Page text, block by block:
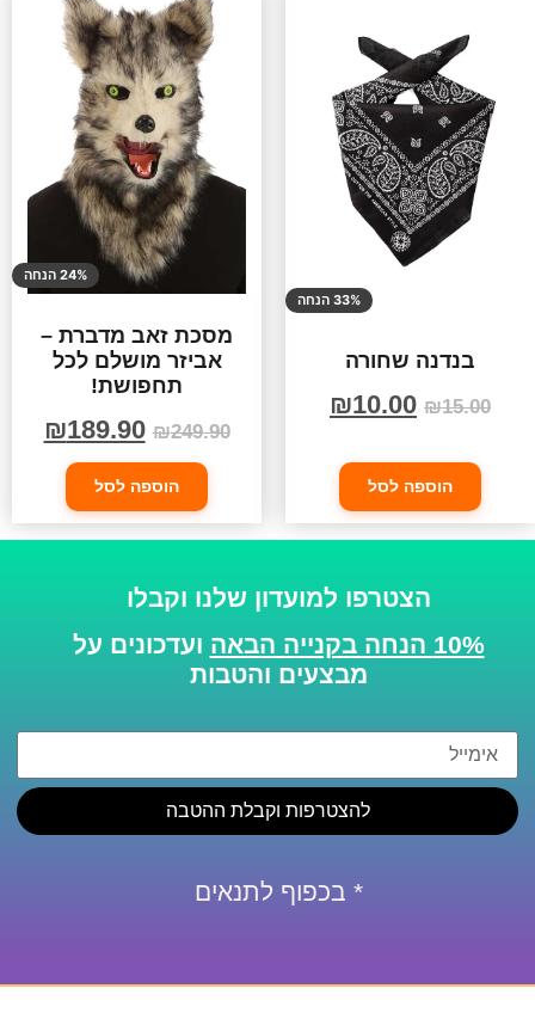
33% הנחה
בנדנה שחורה
₪15.00
₪10.00
הוספה לסל
24% הנחה
מסכת זאב מדברת –
אביזר מושלם לכל
תחפושת!
₪249.90
₪189.90
הוספה לסל
הצטרפו למועדון שלנו וקבלו
10% הנחה בקנייה הבאה
ועדכונים על
מבצעים והטבות
להצטרפות וקבלת ההטבה
* בכפוף לתנאים